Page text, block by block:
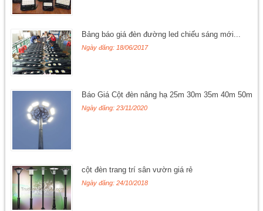
Bảng báo giá đèn đường led chiếu sáng mới...
Ngày đăng: 18/06/2017
Báo Giá Cột đèn nâng hạ 25m 30m 35m 40m 50m
Ngày đăng: 23/11/2020
cột đèn trang trí sân vườn giá rẻ
Ngày đăng: 24/10/2018